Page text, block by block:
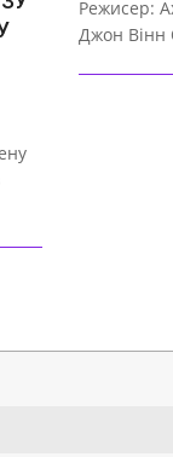
02
Режисер:
Джон Вінн